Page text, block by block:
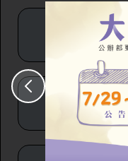
中山區(6)
大安區(7)